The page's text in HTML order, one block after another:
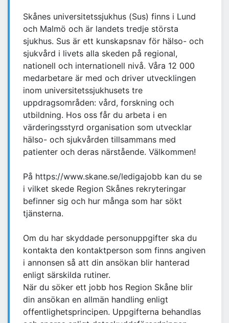
Skånes universitetssjukhus (Sus) finns i Lund
och Malmö och är landets tredje största
sjukhus. Sus är ett kunskapsnav för hälso- och
sjukvård i livets alla skeden på regional,
nationell och internationell nivå. Våra 12 000
medarbetare är med och driver utvecklingen
inom universitetssjukhusets tre
uppdragsområden: vård, forskning och
utbildning. Hos oss får du arbeta i en
värderingsstyrd organisation som utvecklar
hälso- och sjukvården tillsammans med
patienter och deras närstående. Välkommen!
På https://www.skane.se/ledigajobb kan du se
i vilket skede Region Skånes rekryteringar
befinner sig och hur många som har sökt
tjänsterna.
Om du har skyddade personuppgifter ska du
kontakta den kontaktperson som finns angiven
i annonsen så att din ansökan blir hanterad
enligt särskilda rutiner.
När du söker ett jobb hos Region Skåne blir
din ansökan en allmän handling enligt
offentlighetsprincipen. Uppgifterna behandlas